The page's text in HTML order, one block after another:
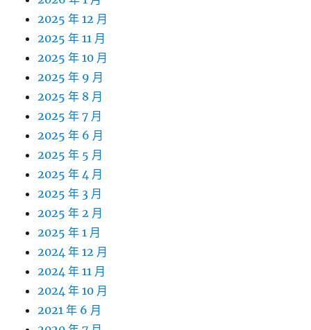
2025 年 12 月
2025 年 11 月
2025 年 10 月
2025 年 9 月
2025 年 8 月
2025 年 7 月
2025 年 6 月
2025 年 5 月
2025 年 4 月
2025 年 3 月
2025 年 2 月
2025 年 1 月
2024 年 12 月
2024 年 11 月
2024 年 10 月
2021 年 6 月